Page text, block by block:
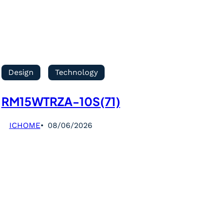
Design Technology
RM15WTRZA-10S(71)
ICHOME 08/06/2026